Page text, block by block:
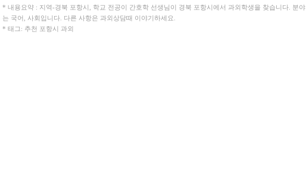
* 내용요약 : 지역-경북 포항시, 학교 전공이 간호학 선생님이 경북 포항시에서 과외학생을 찾습니다. 분야
는 국어, 사회입니다. 다른 사항은 과외상담때 이야기하세요.
* 태그: 추천 포항시 과외